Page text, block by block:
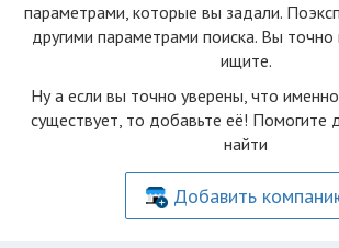
параметрами, которые вы задали.
другими параметрами поиска. Вы
ищите.
Ну а если вы точно уверены, что
существует, то добавьте её! Помогите
найти
Добавить